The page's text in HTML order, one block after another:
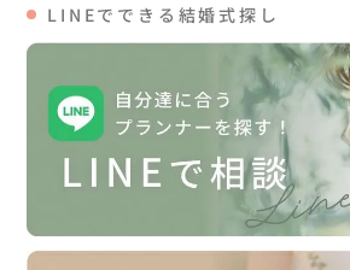
LINEでできる結婚式探し